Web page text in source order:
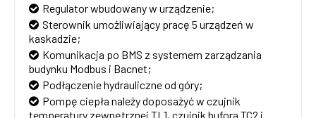
Regulator wbudowany w urządzenie;
Sterownik umożliwiający pracę 5 urządzeń w
kaskadzie;
Komunikacja po BMS z systemem zarządzania
budynku Modbus i Bacnet;
Podłączenie hydrauliczne od góry;
Pompę ciepła należy doposażyć w czujnik
temperatury zewnętrznej TL1, czujnik bufora TC2 i